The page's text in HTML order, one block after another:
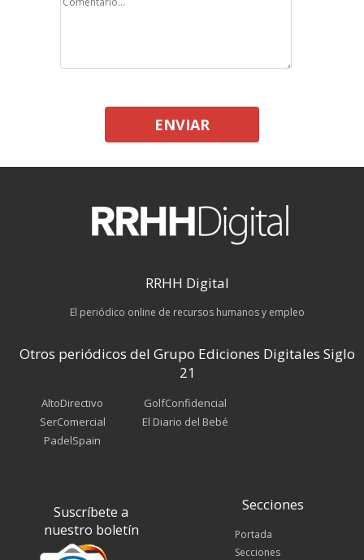
ENVIAR
RRHH Digital
El periódico online de recursos humanos y empleo
Otros periódicos del Grupo Ediciones Digitales Siglo
21
AltoDirectivo
SerComercial
PadelSpain
GolfConfidencial
El Diario del Bebé
Suscríbete a
nuestro boletín
Secciones
Portada
Secciones